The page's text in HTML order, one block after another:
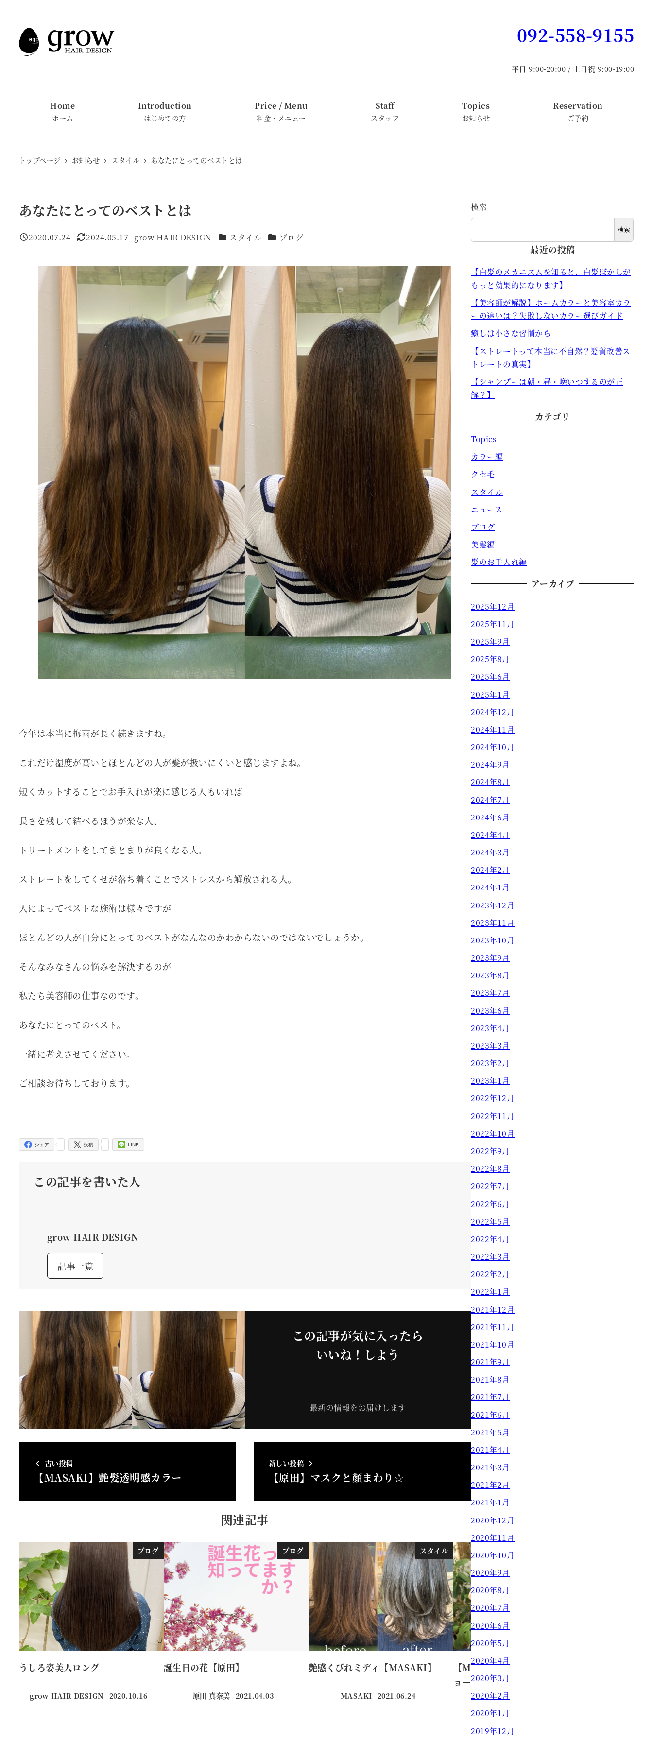
092-558-9155
平日 9:00-20:00 / 土日祝 9:00-19:00
Home
ホーム
Introduction
はじめての方
Price / Menu
料金・メニュー
Staff
スタッフ
Topics
お知らせ
Reservation
ご予約
トップページ お知らせ スタイル あなたにとってのベストとは
あなたにとってのベストとは
投稿日
2020.07.24
更新日
2024.05.17
著
grow HAIR DESIGN カテゴリー
スタイル カテゴリー
ブログ
今年は本当に梅雨が長く続きますね。
これだけ湿度が高いとほとんどの人が髪が扱いにくいと感じますよね。
短くカットすることでお手入れが楽に感じる人もいれば
長さを残して結べるほうが楽な人、
トリートメントをしてまとまりが良くなる人。
ストレートをしてくせが落ち着くことでストレスから解放される人。
人によってベストな施術は様々ですが
ほとんどの人が自分にとってのベストがなんなのかわからないのではないでしょうか。
そんなみなさんの悩みを解決するのが
私たち美容師の仕事なのです。
あなたにとってのベスト。
一緒に考えさせてください。
ご相談お待ちしております。
-
シェア -
投稿 LINE
この記事を書いた人
grow HAIR DESIGN
記事一覧
この記事が気に入ったら
いいね！しよう
最新の情報をお届けします
古い投稿
【MASAKI】艶髪透明感カラー
新しい投稿
【原田】マスクと顔まわり☆
関連記事
ブログ
うしろ姿美人ロング
grow HAIR DESIGN 投稿日
2020.10.16
ブログ
誕生日の花【原田】
原田 真奈美 投稿日
2021.04.03
スタイル
艶感くびれミディ【MASAKI】
MASAKI 投稿日
2021.06.24
【MASAKI】ビジネススッキリシ
ョート
MASAKI
検索
検索
最近の投稿
【白髪のメカニズムを知ると、白髪ぼかしが
もっと効果的になります】
【美容師が解説】ホームカラーと美容室カラ
ーの違いは？失敗しないカラー選びガイド
癒しは小さな習慣から
【ストレートって本当に不自然？髪質改善ス
トレートの真実】
【シャンプーは朝・昼・晩いつするのが正
解？】
カテゴリ
Topics
カラー編
クセ毛
スタイル
ニュース
ブログ
美髪編
髪のお手入れ編
アーカイブ
2025年12月
2025年11月
2025年9月
2025年8月
2025年6月
2025年1月
2024年12月
2024年11月
2024年10月
2024年9月
2024年8月
2024年7月
2024年6月
2024年4月
2024年3月
2024年2月
2024年1月
2023年12月
2023年11月
2023年10月
2023年9月
2023年8月
2023年7月
2023年6月
2023年4月
2023年3月
2023年2月
2023年1月
2022年12月
2022年11月
2022年10月
2022年9月
2022年8月
2022年7月
2022年6月
2022年5月
2022年4月
2022年3月
2022年2月
2022年1月
2021年12月
2021年11月
2021年10月
2021年9月
2021年8月
2021年7月
2021年6月
2021年5月
2021年4月
2021年3月
2021年2月
2021年1月
2020年12月
2020年11月
2020年10月
2020年9月
2020年8月
2020年7月
2020年6月
2020年5月
2020年4月
2020年3月
2020年2月
2020年1月
2019年12月